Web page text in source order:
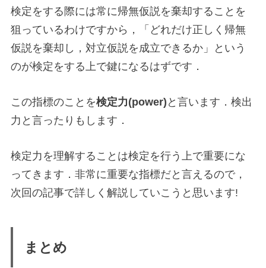
検定をする際には常に帰無仮説を棄却することを
狙っているわけですから，「どれだけ正しく帰無
仮説を棄却し，対立仮説を成立できるか」という
のが検定をする上で鍵になるはずです．
この指標のことを検定力(power) と言います．検出
力と言ったりもします．
検定力を理解することは検定を行う上で重要にな
ってきます．非常に重要な指標だと言えるので，
次回の記事で詳しく解説していこうと思います!
まとめ